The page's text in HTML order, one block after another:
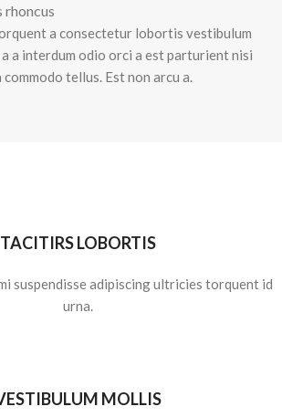
rhoncus
a consectetur lobortis vestibulum
a interdum odio orci a est parturient nisi
tellus. Est non arcu a.
TACITIRS LOBORTIS
suspendisse adipiscing ultricies torquent id
urna.
MOLLIS